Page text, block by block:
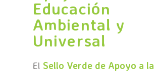
Educación
Ambiental y
Universal
El Sello Verde de Apoyo a la